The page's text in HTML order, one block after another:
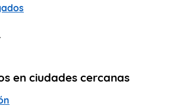
en ciudades cercanas